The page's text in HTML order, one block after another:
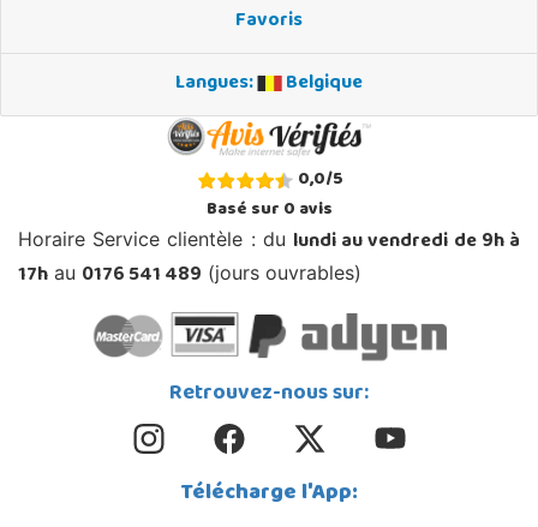
Favoris
Langues:
Belgique
0,0/5
Basé sur0avis
Horaire Service clientèle : du lundi au vendredi de 9h à
17h au 0176 541 489 (jours ouvrables)
Retrouvez-nous sur:
Télécharge l'App: